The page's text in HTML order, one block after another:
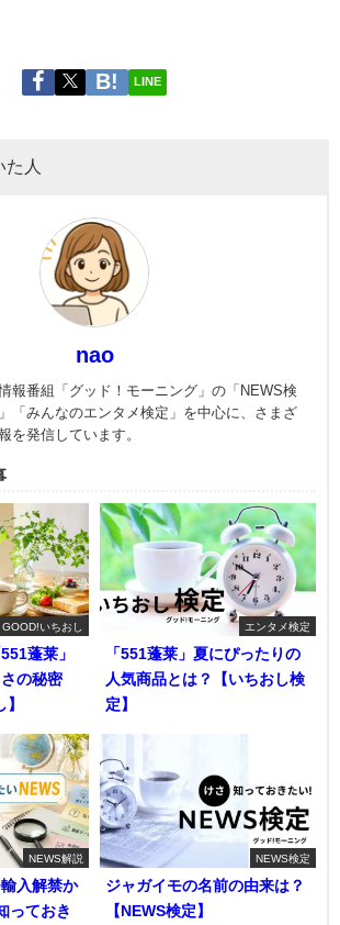
LINE
た人
nao
報番組「グッド！モーニング」の「NEWS検
「みんなのエンタメ検定」を中心に、さまざ
を発信しています。
GOOD!いちおし
蓬莱」
の秘密
エンタメ検定
「551蓬莱」夏にぴったりの
人気商品とは？【いちおし検
定】
NEWS解説
入解禁か
っておき
NEWS検定
ジャガイモの名前の由来は？
【NEWS検定】